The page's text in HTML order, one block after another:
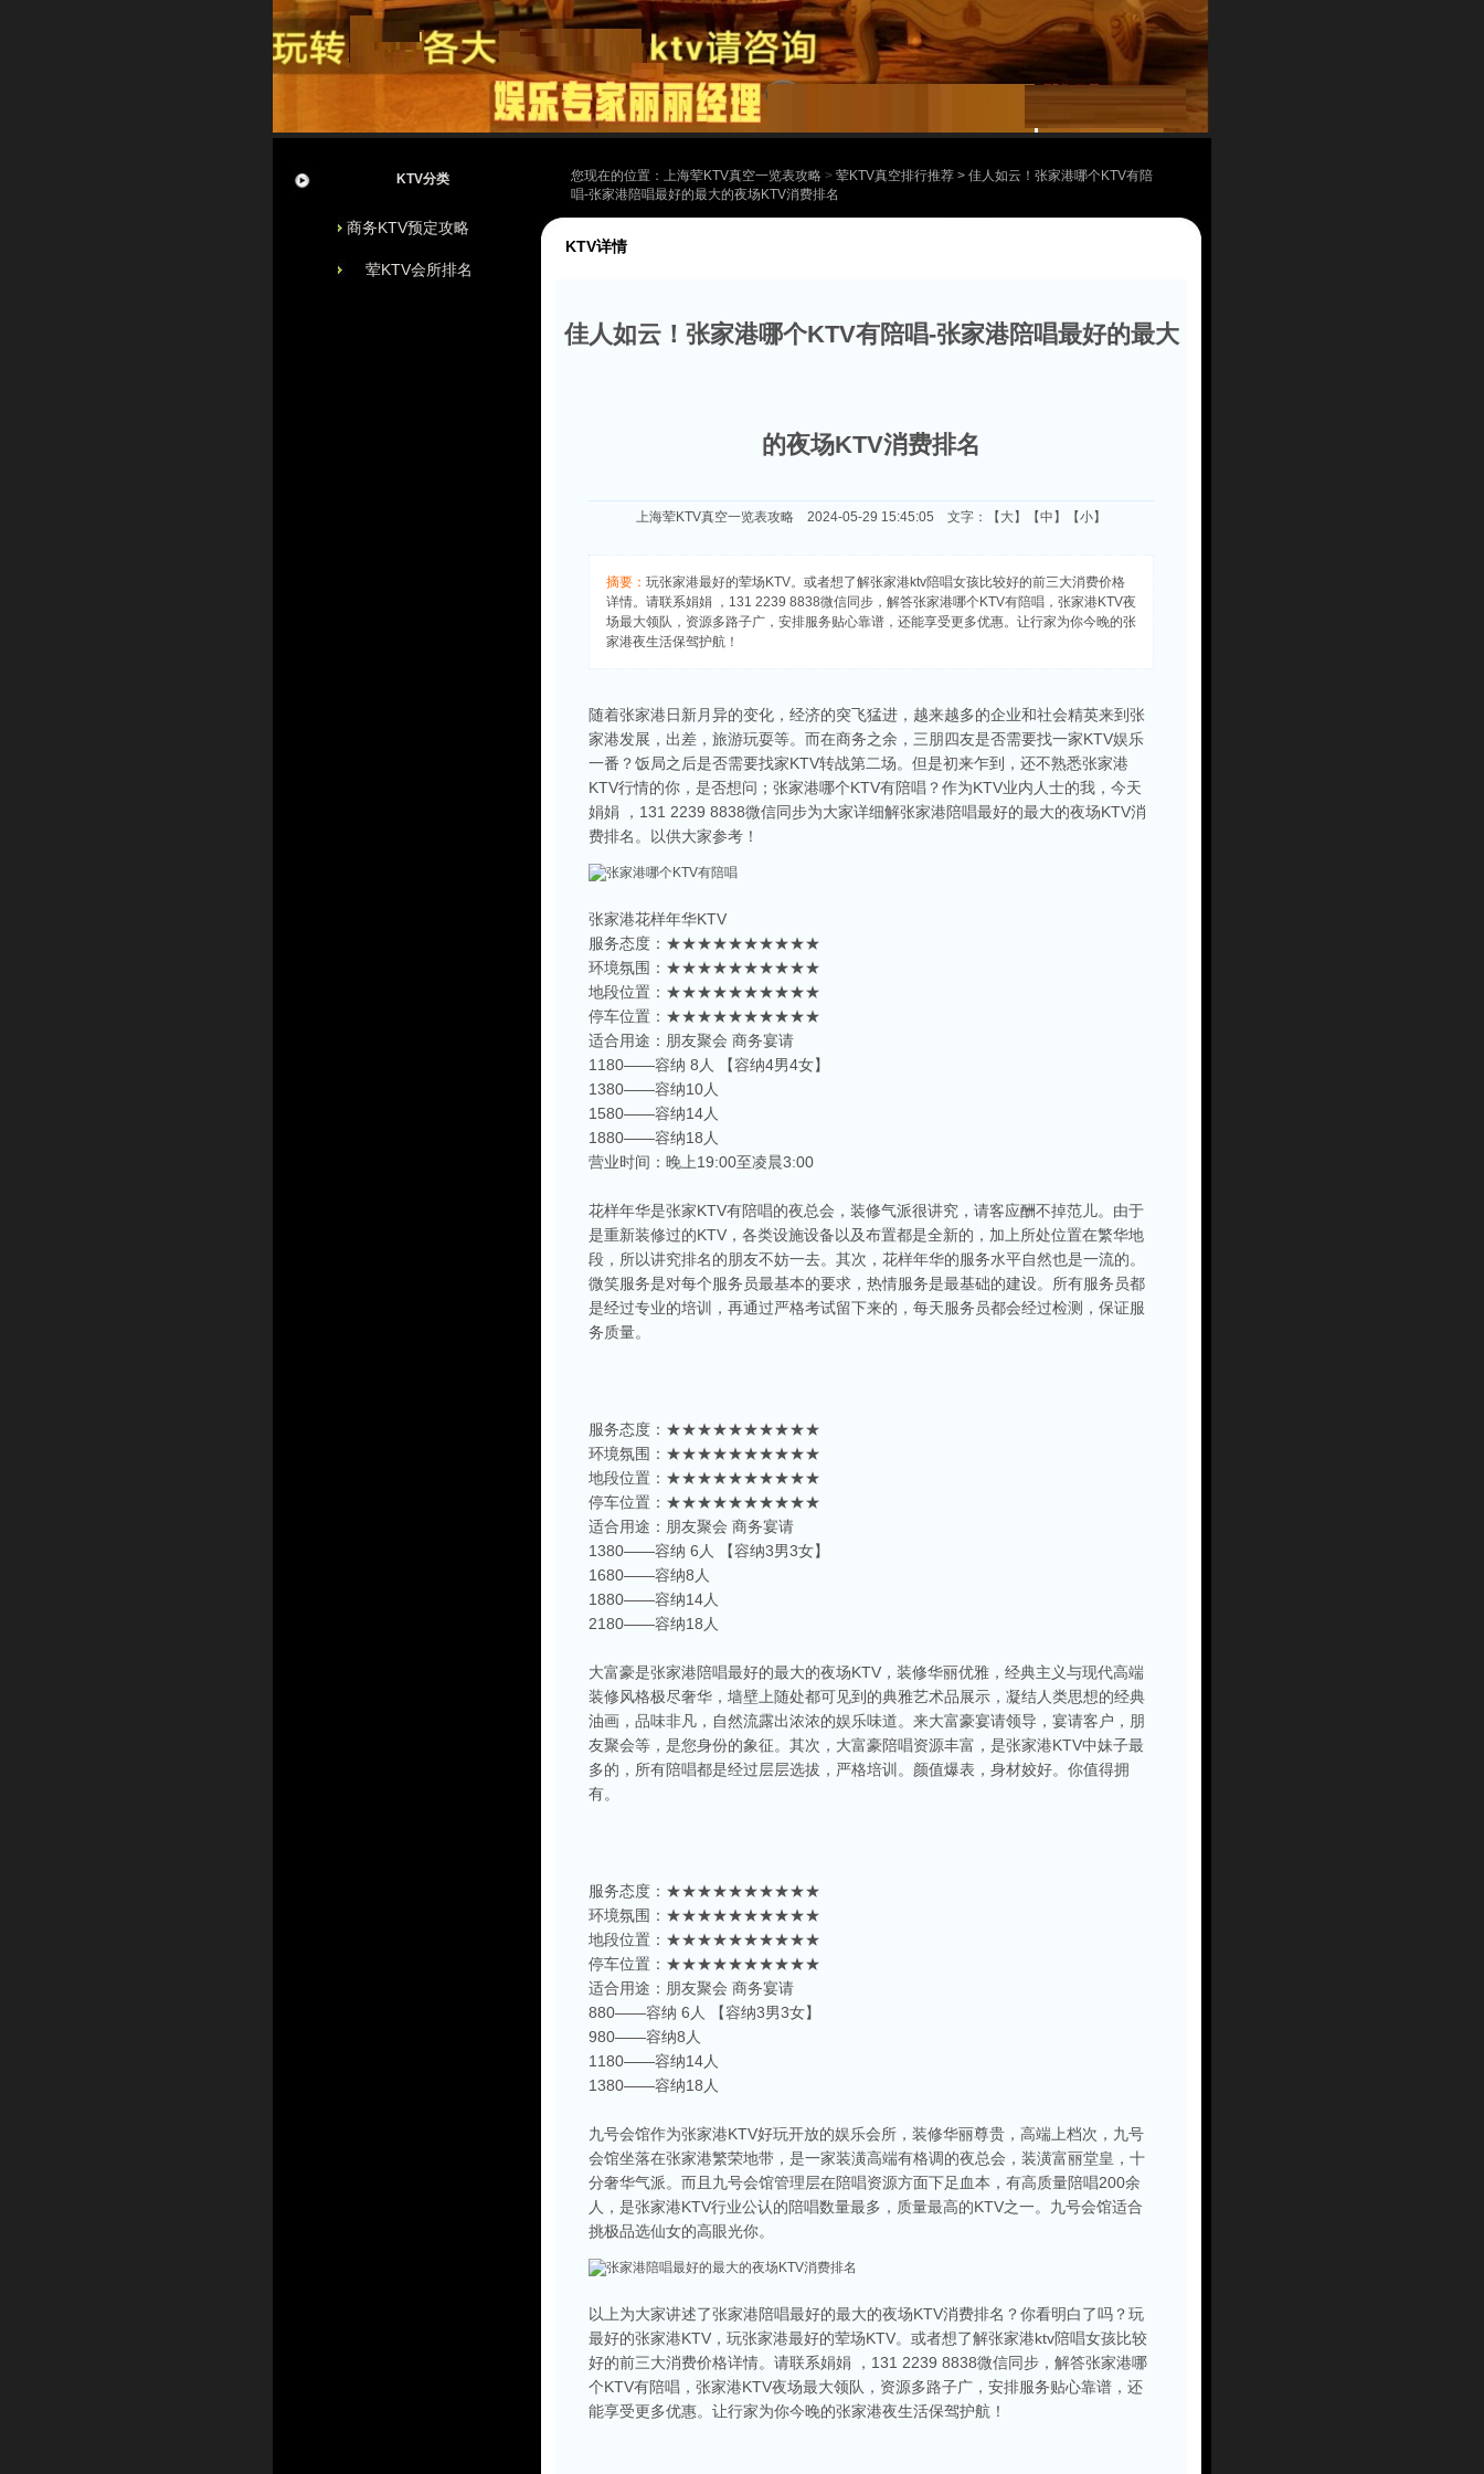
KTV分类
商务KTV预定攻略
荤KTV会所排名
您现在的位置： 上海荤KTV真空一览表攻略 > 荤KTV真空排行推荐 > 佳人如云！张家港哪个KTV有陪
唱-张家港陪唱最好的最大的夜场KTV消费排名
KTV详情
佳人如云！张家港哪个KTV有陪唱-张家港陪唱最好的最大
的夜场KTV消费排名
上海荤KTV真空一览表攻略 2024-05-29 15:45:05 文字：【 大】【中 】【小】
摘要： 玩张家港最好的荤场KTV。或者想了解张家港ktv陪唱女孩比较好的前三大消费价格
详情。请联系娟娟 ，131 2239 8838微信同步，解答张家港哪个KTV有陪唱，张家港KTV夜
场最大领队，资源多路子广，安排服务贴心靠谱，还能享受更多优惠。让行家为你今晚的张
家港夜生活保驾护航！
随着张家港日新月异的变化，经济的突飞猛进，越来越多的企业和社会精英来到张
家港发展，出差，旅游玩耍等。而在商务之余，三朋四友是否需要找一家KTV娱乐
一番？饭局之后是否需要找家KTV转战第二场。但是初来乍到，还不熟悉张家港
KTV行情的你，是否想问；张家港哪个KTV有陪唱？作为KTV业内人士的我，今天
娟娟 ，131 2239 8838微信同步为大家详细解张家港陪唱最好的最大的夜场KTV消
费排名。以供大家参考！
张家港花样年华KTV
服务态度：★★★★★★★★★★
环境氛围：★★★★★★★★★★
地段位置：★★★★★★★★★★
停车位置：★★★★★★★★★★
适合用途：朋友聚会 商务宴请
1180——容纳 8人 【容纳4男4女】
1380——容纳10人
1580——容纳14人
1880——容纳18人
营业时间：晚上19:00至凌晨3:00
花样年华是张家KTV有陪唱的夜总会，装修气派很讲究，请客应酬不掉范儿。由于
是重新装修过的KTV，各类设施设备以及布置都是全新的，加上所处位置在繁华地
段，所以讲究排名的朋友不妨一去。其次，花样年华的服务水平自然也是一流的。
微笑服务是对每个服务员最基本的要求，热情服务是最基础的建设。所有服务员都
是经过专业的培训，再通过严格考试留下来的，每天服务员都会经过检测，保证服
务质量。
服务态度：★★★★★★★★★★
环境氛围：★★★★★★★★★★
地段位置：★★★★★★★★★★
停车位置：★★★★★★★★★★
适合用途：朋友聚会 商务宴请
1380——容纳 6人 【容纳3男3女】
1680——容纳8人
1880——容纳14人
2180——容纳18人
大富豪是张家港陪唱最好的最大的夜场KTV，装修华丽优雅，经典主义与现代高端
装修风格极尽奢华，墙壁上随处都可见到的典雅艺术品展示，凝结人类思想的经典
油画，品味非凡，自然流露出浓浓的娱乐味道。来大富豪宴请领导，宴请客户，朋
友聚会等，是您身份的象征。其次，大富豪陪唱资源丰富，是张家港KTV中妹子最
多的，所有陪唱都是经过层层选拔，严格培训。颜值爆表，身材姣好。你值得拥
有。
服务态度：★★★★★★★★★★
环境氛围：★★★★★★★★★★
地段位置：★★★★★★★★★★
停车位置：★★★★★★★★★★
适合用途：朋友聚会 商务宴请
880——容纳 6人 【容纳3男3女】
980——容纳8人
1180——容纳14人
1380——容纳18人
九号会馆作为张家港KTV好玩开放的娱乐会所，装修华丽尊贵，高端上档次，九号
会馆坐落在张家港繁荣地带，是一家装潢高端有格调的夜总会，装潢富丽堂皇，十
分奢华气派。而且九号会馆管理层在陪唱资源方面下足血本，有高质量陪唱200余
人，是张家港KTV行业公认的陪唱数量最多，质量最高的KTV之一。九号会馆适合
挑极品选仙女的高眼光你。
以上为大家讲述了张家港陪唱最好的最大的夜场KTV消费排名？你看明白了吗？玩
最好的张家港KTV，玩张家港最好的荤场KTV。或者想了解张家港ktv陪唱女孩比较
好的前三大消费价格详情。请联系娟娟 ，131 2239 8838微信同步，解答张家港哪
个KTV有陪唱，张家港KTV夜场最大领队，资源多路子广，安排服务贴心靠谱，还
能享受更多优惠。让行家为你今晚的张家港夜生活保驾护航！